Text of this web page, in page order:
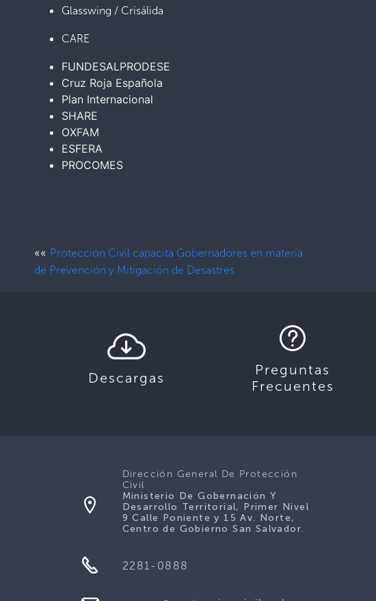
Glasswing / Crisálida
CARE
FUNDESALPRODESE
Cruz Roja Española
Plan Internacional
SHARE
OXFAM
ESFERA
PROCOMES
«« Protección Civil capacita Gobernadores en materia
de Prevención y Mitigación de Desastres
Descargas
Preguntas
Frecuentes
Dirección General De Protección
Civil
Ministerio De Gobernación Y
Desarrollo Territorial, Primer Nivel
9 Calle Poniente y 15 Av. Norte,
Centro de Gobierno San Salvador.
2281-0888